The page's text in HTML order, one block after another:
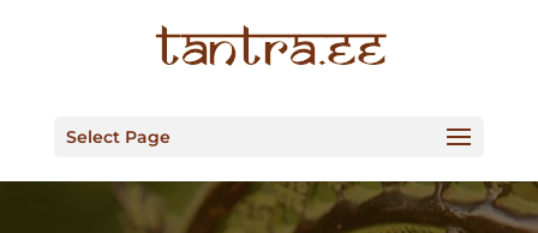
Select Page